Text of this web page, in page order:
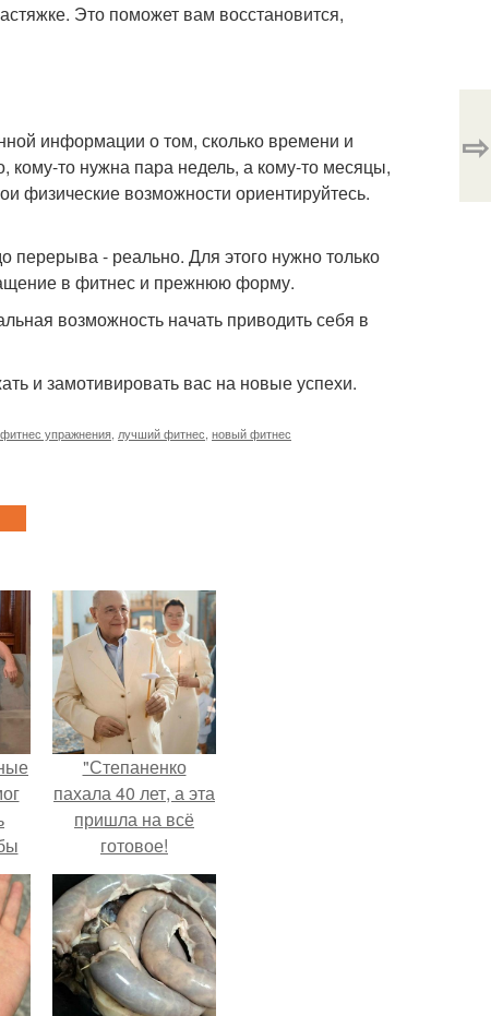
Это поможет вам восстановится,
информации о том, сколько времени и
то нужна пара недель, а кому-то месяцы,
физические возможности ориентируйтесь.
- реально. Для этого нужно только
в фитнес и прежнюю форму.
возможность начать приводить себя в
и замотивировать вас на новые успехи.
фитнес упражнения лучший фитнес новый фитнес
⇨
"Степаненко
пахала 40 лет, а эта
пришла на всё
готовое!